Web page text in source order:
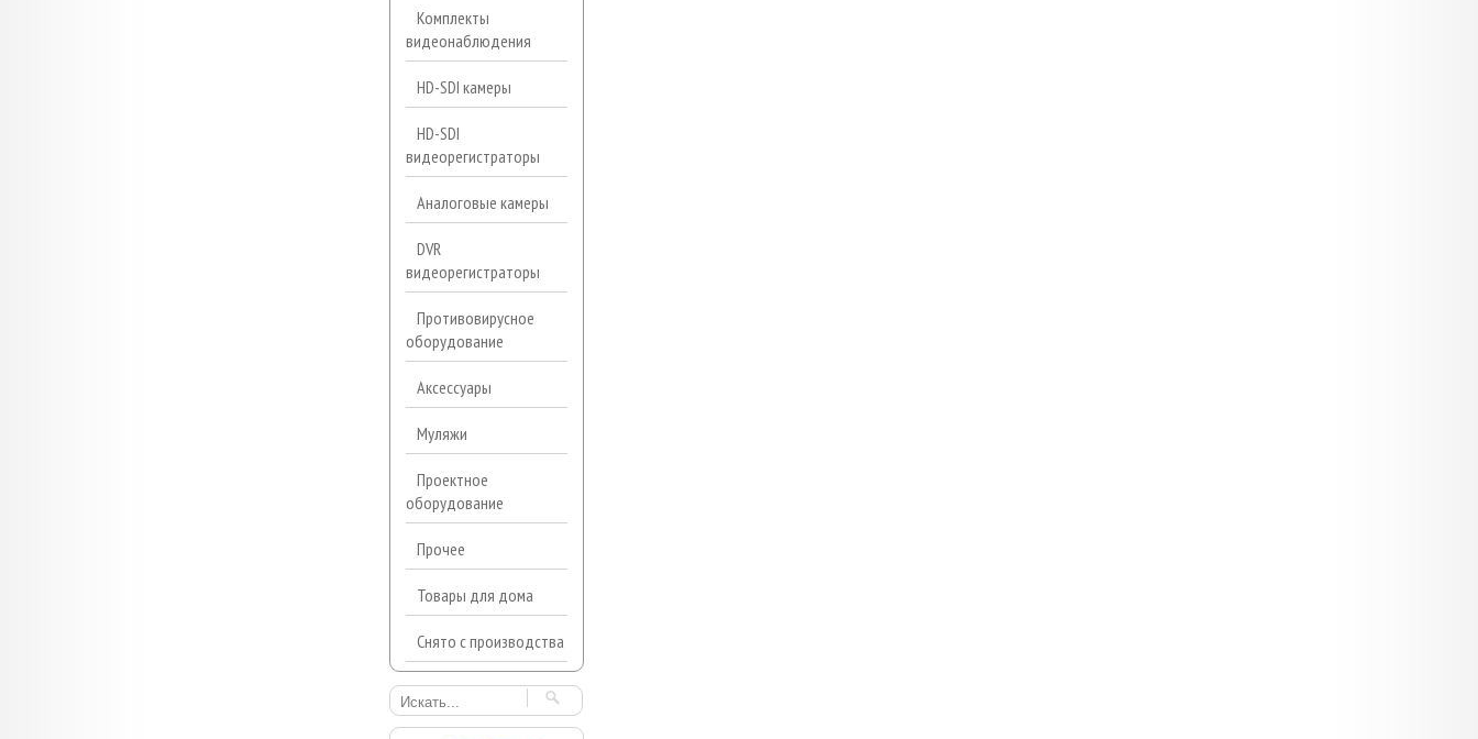
Комплекты
видеонаблюдения
HD-SDI камеры
HD-SDI
видеорегистраторы
Аналоговые камеры
DVR
видеорегистраторы
Противовирусное
оборудование
Аксессуары
Муляжи
Проектное
оборудование
Прочее
Товары для дома
Снято с производства